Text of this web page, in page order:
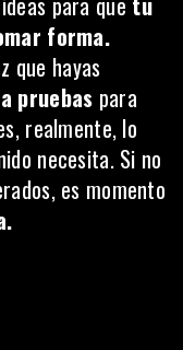
forma.
que hayas
pruebas para
realmente, lo
necesita. Si no
es momento